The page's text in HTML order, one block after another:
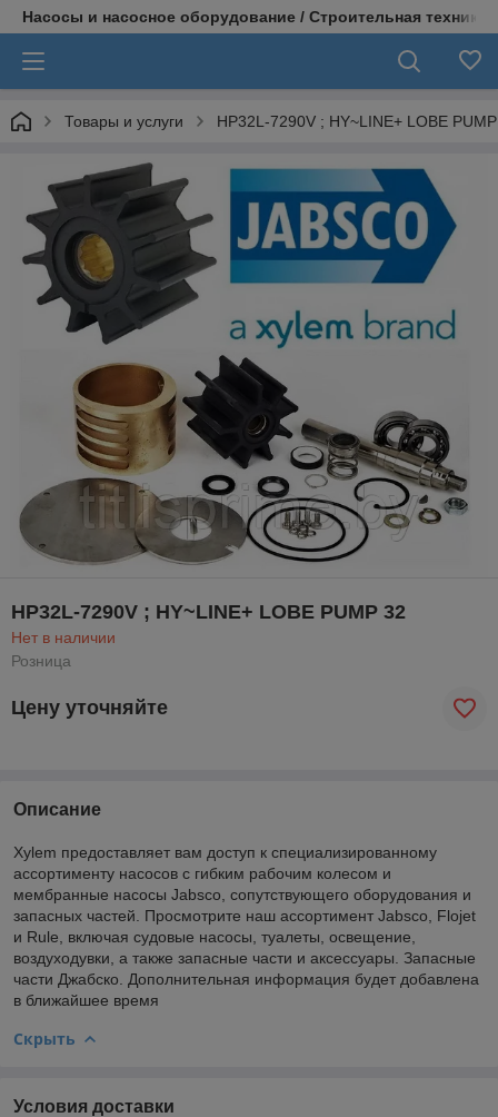
Насосы и насосное оборудование / Строительная техника
Товары и услуги HP32L-7290V ; HY~LINE+ LOBE
HP32L-7290V ; HY~LINE+ LOBE PUMP 32
Нет в наличии
Розница
Цену уточняйте
Описание
Xylem предоставляет вам доступ к специализированному
ассортименту насосов с гибким рабочим колесом и
мембранные насосы Jabsco, сопутствующего оборудования и
запасных частей. Просмотрите наш ассортимент Jabsco, Flojet
и Rule, включая судовые насосы, туалеты, освещение,
воздуходувки, а также запасные части и аксессуары. Запасные
части Джабско. Дополнительная информация будет добавлена
в ближайшее время
Скрыть
Условия доставки